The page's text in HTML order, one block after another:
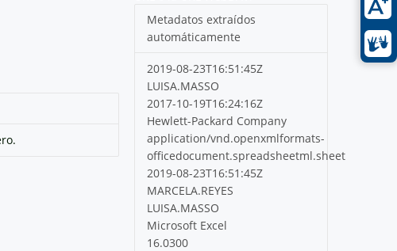
Metadatos extraídos
automáticamente
2019-08-23T16:51:45Z
LUISA.MASSO
2017-10-19T16:24:16Z
Hewlett-Packard Company
application/vnd.openxmlformats-
officedocument.spreadsheetml.sheet
2019-08-23T16:51:45Z
MARCELA.REYES
LUISA.MASSO
Microsoft Excel
16.0300